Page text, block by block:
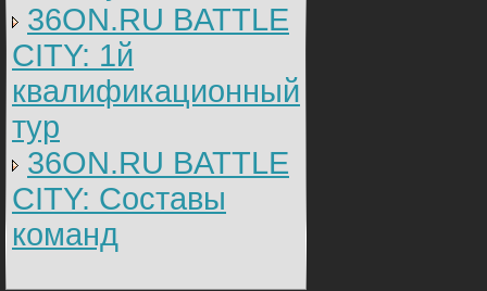
36ON.RU BATTLE
CITY: 1й
квалификационный
тур
36ON.RU BATTLE
CITY: Составы
команд